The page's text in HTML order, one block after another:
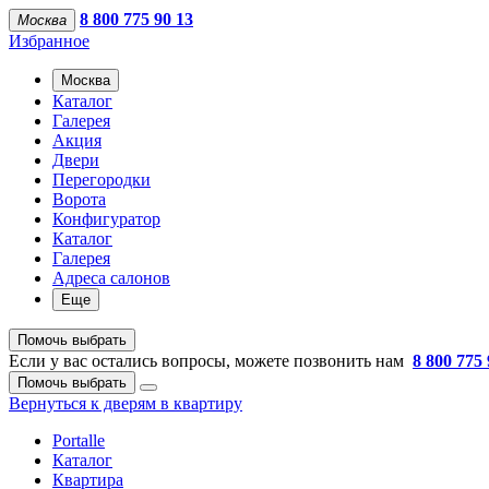
Москва
8 800 775 90 13
Избранное
Москва
Каталог
Галерея
Акция
Двери
Перегородки
Ворота
Конфигуратор
Каталог
Галерея
Адреса салонов
Еще
Помочь выбрать
Если у вас остались вопросы, можете позвонить нам 8 800 775
Помочь выбрать
Вернуться к дверям в квартиру
Portalle
Каталог
Квартира